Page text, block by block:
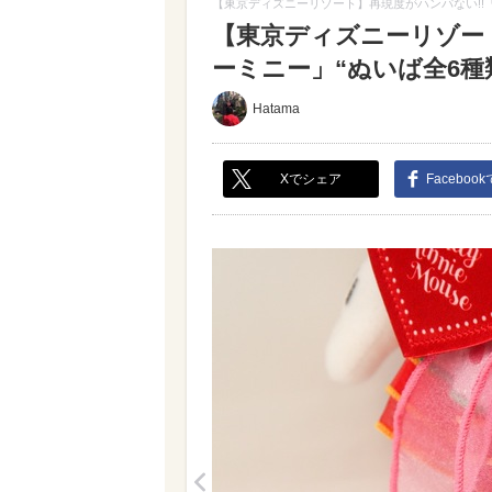
【東京ディズニーリゾート】再現度がハンパない
【東京ディズニーリゾ
ーミニー」“ぬいば全6
Hatama
Xでシェア Facebook